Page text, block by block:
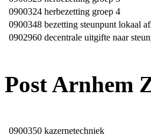
0900324 herbezetting groep 4
0900348 bezetting steunpunt lokaal
0902960 decentrale uitgifte naar
Post Arnhem
0900350 kazernetechniek